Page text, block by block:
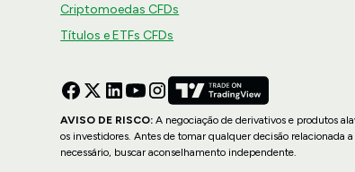
Criptomoedas CFDs
Títulos e ETFs CFDs
AVISO DE RISCO: A negociação de derivativos e produtos
os investidores. Antes de tomar qualquer decisão
necessário, buscar aconselhamento independente.